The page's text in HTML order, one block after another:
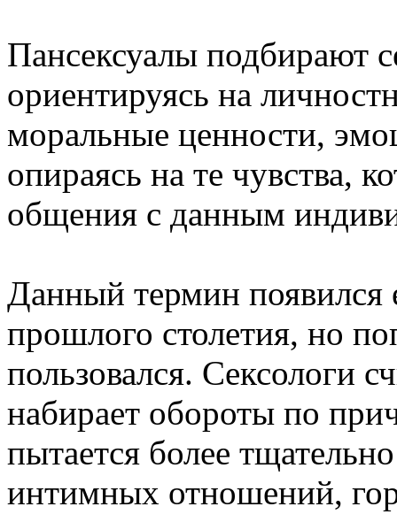
Пансексуалы подбирают
ориентируясь на
моральные ценности,
опираясь на те чувства,
общения с данным
Данный термин появился
прошлого столетия, но
пользовался. Сексологи
набирает обороты по
пытается более
интимных отношений,